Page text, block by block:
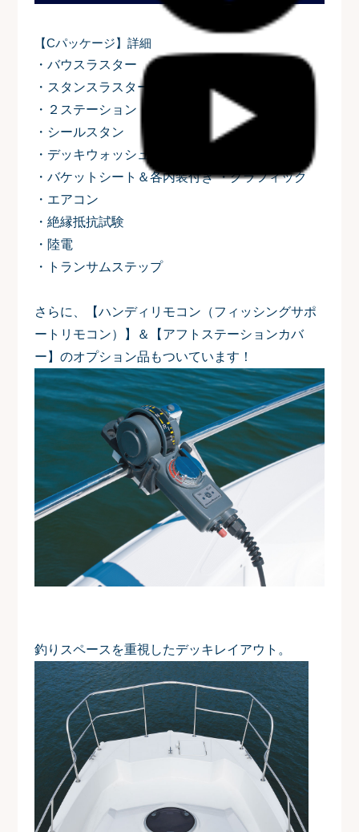
【Cパッケージ】詳細
・バウスラスター
・スタンスラスター
・２ステーション
・シールスタン
・デッキウォッシュ
・バケットシート＆各内装付き ・グラフィック
・エアコン
・絶縁抵抗試験
・陸電
・トランサムステップ
さらに、【ハンディリモコン（フィッシングサポ
ートリモコン）】＆【アフトステーションカバ
ー】のオプション品もついています！
釣りスペースを重視したデッキレイアウト。